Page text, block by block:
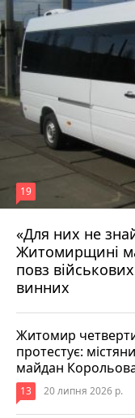
«Для них не
Житомирщині
повз
винних
19
17 липня 2026 р.
Житомир
протестує:
майдан
13 20 липня 2026 р.